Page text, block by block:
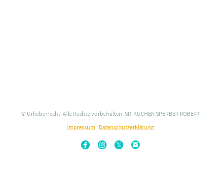
© Urheberrecht. Alle Rechte vorbehalten. SR-KÜCHEN SPERBER ROBERT
Impressum | Datenschutzerklärung